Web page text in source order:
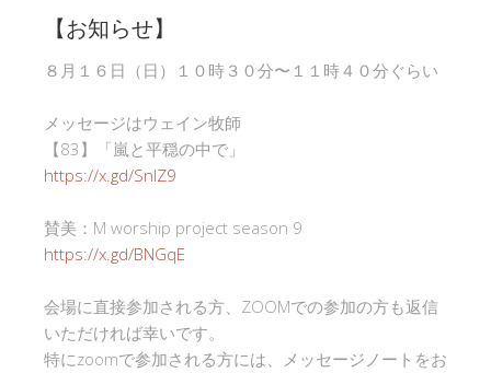
【お知らせ】
８月１６日（日）１０時３０分〜１１時４０分ぐらい
メッセージはウェイン牧師
【83】「嵐と平穏の中で」
https://x.gd/SnlZ9
賛美：M worship project season 9
https://x.gd/BNGqE
会場に直接参加される方、ZOOMでの参加の方も返信
いただければ幸いです。
特にzoomで参加される方には、メッセージノートをお